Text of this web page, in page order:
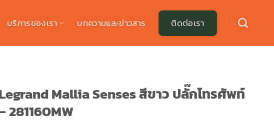
บริการของเรา บทความและข่าวสาร ติดต่อเรา
Mallia Senses สีขาว ปลั๊กโทรศัพท์
281160MW